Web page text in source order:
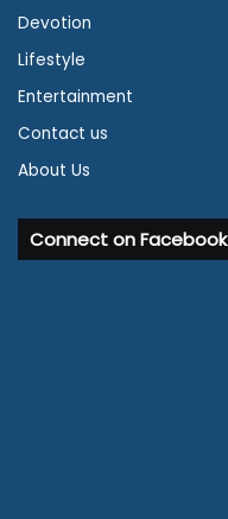
Devotion
Lifestyle
Entertainment
Contact us
About Us
Connect on Facebook